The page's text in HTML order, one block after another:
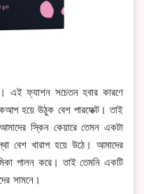
এই ফ্যাশন সচেতন হবার কারণে
হয়ে উঠুক বেশ পারফেক্ট। তাই
স্কিন কেয়ারে তেমন একটা
বেশ খারাপ হয়ে উঠে। আমাদের
পালন করে। তাই তেমনি একটি
সামনে।